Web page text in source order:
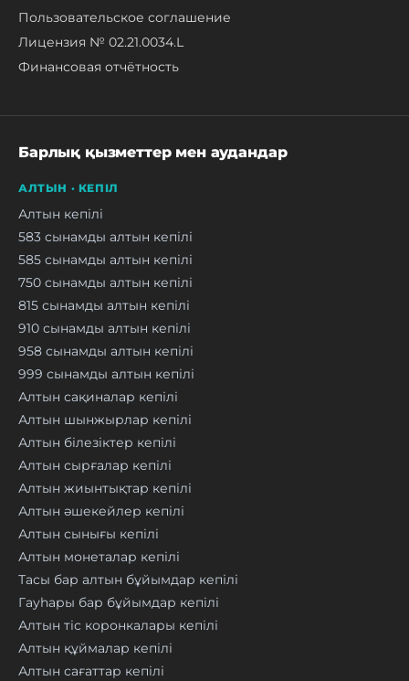
Пользовательское соглашение
Лицензия № 02.21.0034.L
Финансовая отчётность
Барлық қызметтер мен аудандар
АЛТЫН · КЕПІЛ
Алтын кепілі
583 сынамды алтын кепілі
585 сынамды алтын кепілі
750 сынамды алтын кепілі
815 сынамды алтын кепілі
910 сынамды алтын кепілі
958 сынамды алтын кепілі
999 сынамды алтын кепілі
Алтын сақиналар кепілі
Алтын шынжырлар кепілі
Алтын білезіктер кепілі
Алтын сырғалар кепілі
Алтын жиынтықтар кепілі
Алтын әшекейлер кепілі
Алтын сынығы кепілі
Алтын монеталар кепілі
Тасы бар алтын бұйымдар кепілі
Гауһары бар бұйымдар кепілі
Алтын тіс коронкалары кепілі
Алтын құймалар кепілі
Алтын сағаттар кепілі